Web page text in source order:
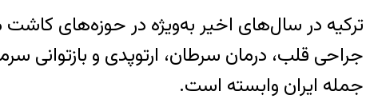
جراحی قلب، درمان سرطان، ارتوپدی و بازتوانی
جمله ایران وابسته است.